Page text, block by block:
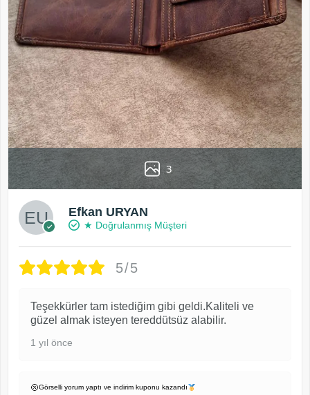
3
Efkan URYAN
★ Doğrulanmış Müşteri
5/5
Teşekkürler tam istediğim gibi geldi.Kaliteli ve
güzel almak isteyen tereddütsüz alabilir.
1 yıl önce
Görselli yorum yaptı ve indirim kuponu kazandı